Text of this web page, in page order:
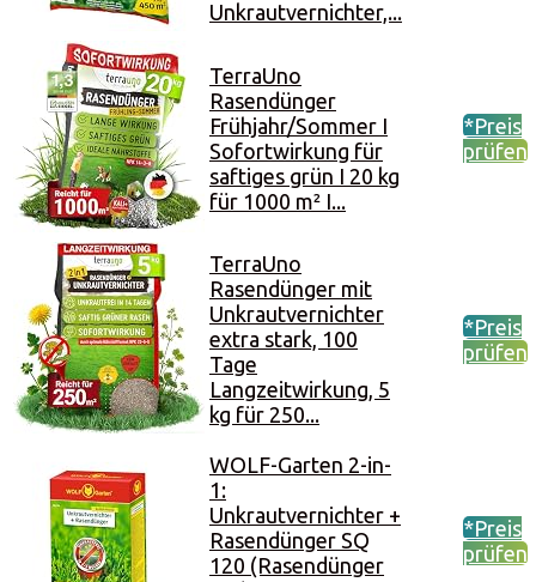
Unkrautvernichter,...
TerraUno
Rasendünger
Frühjahr/Sommer I
Sofortwirkung für
saftiges grün I 20 kg
für 1000 m² I...
*Preis
prüfen
TerraUno
Rasendünger mit
Unkrautvernichter
extra stark, 100
Tage
Langzeitwirkung, 5
kg für 250...
*Preis
prüfen
WOLF-Garten 2-in-
1:
Unkrautvernichter +
Rasendünger SQ
120 (Rasendünger
*Preis
prüfen